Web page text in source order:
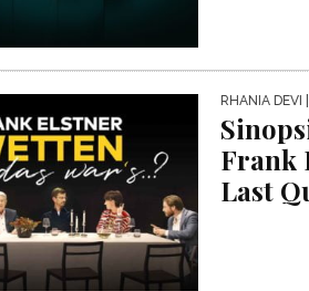
RHANIA DEVI
Frank
Last